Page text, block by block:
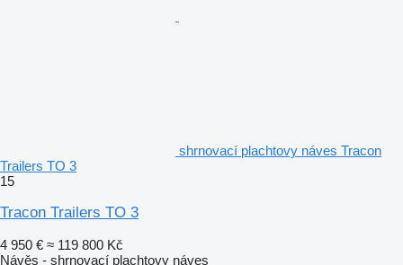
shrnovací plachtovy náves Tracon
Trailers TO 3
15
Tracon Trailers TO 3
4 950 € ≈ 119 800 Kč
Návěs - shrnovací plachtovy náves